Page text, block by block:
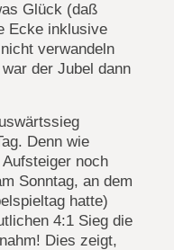
Glück (daß
Ecke inklusive
verwandeln
der Jubel dann
Denn wie
noch
Sonntag, an dem
hatte)
4:1 Sieg die
Dies zeigt,